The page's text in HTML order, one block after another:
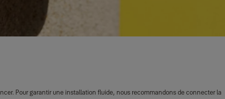
Pour garantir une installation fluide, nous recommandons de connecter la